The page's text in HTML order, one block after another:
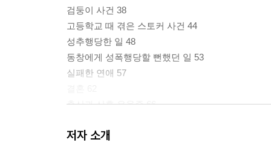
검둥이 사건 38
고등학교 때 겪은 스토커 사건 44
성추행당한 일 48
동창에게 성폭행당할 뻔했던 일 53
실패한 연애 57
출산과 산후 우울증 66
거듭된 사업 실패 74
저자 소개